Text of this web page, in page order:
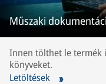
Műszaki
Innen tölthet le termék
könyveket.
Letöltések